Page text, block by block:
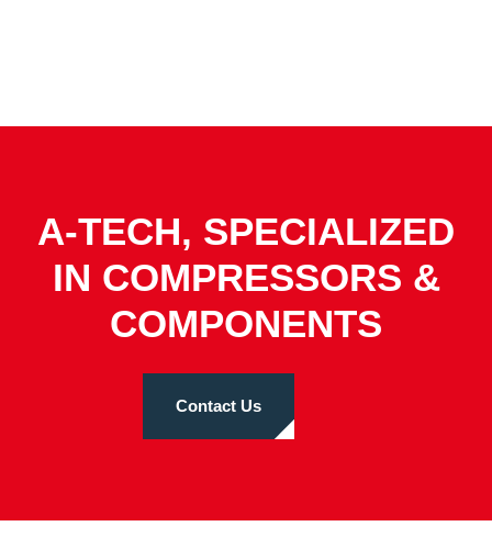
A-TECH, SPECIALIZED
IN COMPRESSORS &
COMPONENTS
Contact Us